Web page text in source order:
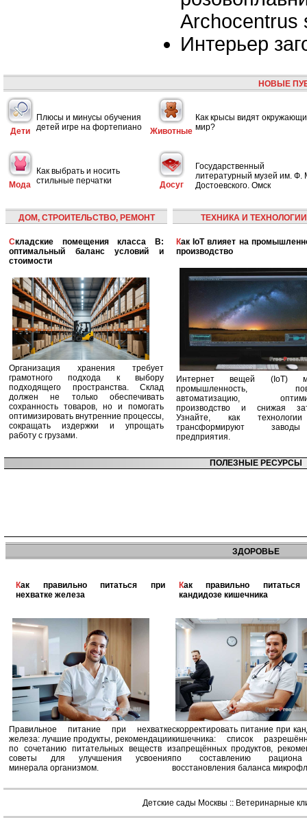
Archocentrus
Интерьер
НОВЫЕ
Дети
Плюсы и минусы обучения
детей игре на фортепиано
Животные
Как крысы видят
мир?
Мода
Как выбрать и носить
стильные перчатки
Досуг
Государственный
литературный музей им. Ф.
Достоевского. Омск
ДОМ, СТРОИТЕЛЬСТВО, РЕМОНТ
Складские помещения класса B:
оптимальный баланс условий и
стоимости
Организация хранения требует
грамотного подхода к выбору
подходящего пространства. Склад
должен не только обеспечивать
сохранность товаров, но и помогать
оптимизировать внутренние процессы,
сокращать издержки и упрощать
работу с грузами.
ТЕХНИКА И ТЕХНОЛОГИИ
Как IoT влияет на промышленность и
производство
Интернет вещей (IoT)
промышленность,
автоматизацию,
производство и снижая
Узнайте, как
трансформируют
предприятия.
ПОЛЕЗНЫЕ РЕСУРСЫ
ЗДОРОВЬЕ
Как правильно питаться при
нехватке железа
Правильное питание при нехватке
железа: лучшие продукты, рекомендации
по сочетанию питательных веществ и
советы для улучшения усвоения
минерала организмом.
Как правильно питаться при
кандидозе кишечника
скорректировать питание при
кишечника: список
запрещённых продуктов,
по составлению
восстановления баланса
Детские сады Москвы :: Ветеринарные